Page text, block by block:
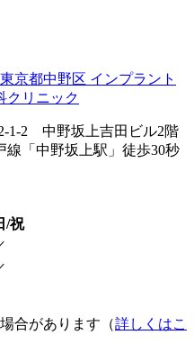
1-2 中野坂上吉田ビル2階
線「中野坂上駅」徒歩30秒
/祝
合があります（詳しくはこ